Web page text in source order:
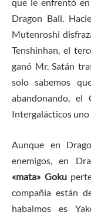
que le enfrentó
Dragon Ball.
Mutenroshi
Tenshinhan, el
ganó Mr. Satán
solo sabemos
abandonando,
Intergalácticos
Aunque en
enemigos, en
«mata» Goku
compañía están
habalmos es